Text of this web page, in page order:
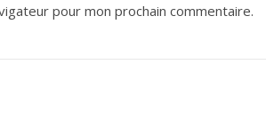
pour mon prochain commentaire.